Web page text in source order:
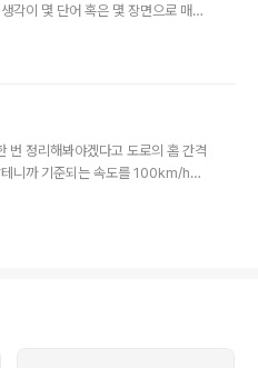
각이 몇 단어 혹은 몇 장면으로 매핑
공유하기 위해서는 어떤 식으로든
듯이, 매 일상에서 반복되는 것이
간이 꿈을 꾼다는 것은 일종의 무작
달의 효율이 높은 방향에서의 전개
번 정리해봐야겠다고 도로의 홈 간격
니까 기준되는 속도를 100km/h로
m/s시속 100km를 달리면 1초
를 취했을 때 일정한 간격으로 증